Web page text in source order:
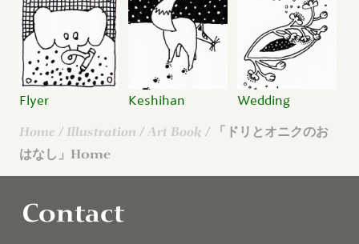
Flyer Keshihan Wedding
Home / Illustration / Art Book / 「ドリとオニクのお
はなし」Home
Contact